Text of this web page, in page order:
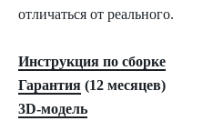
отличаться от реального.
Инструкция по сборке
Гарантия (12 месяцев)
3D-модель